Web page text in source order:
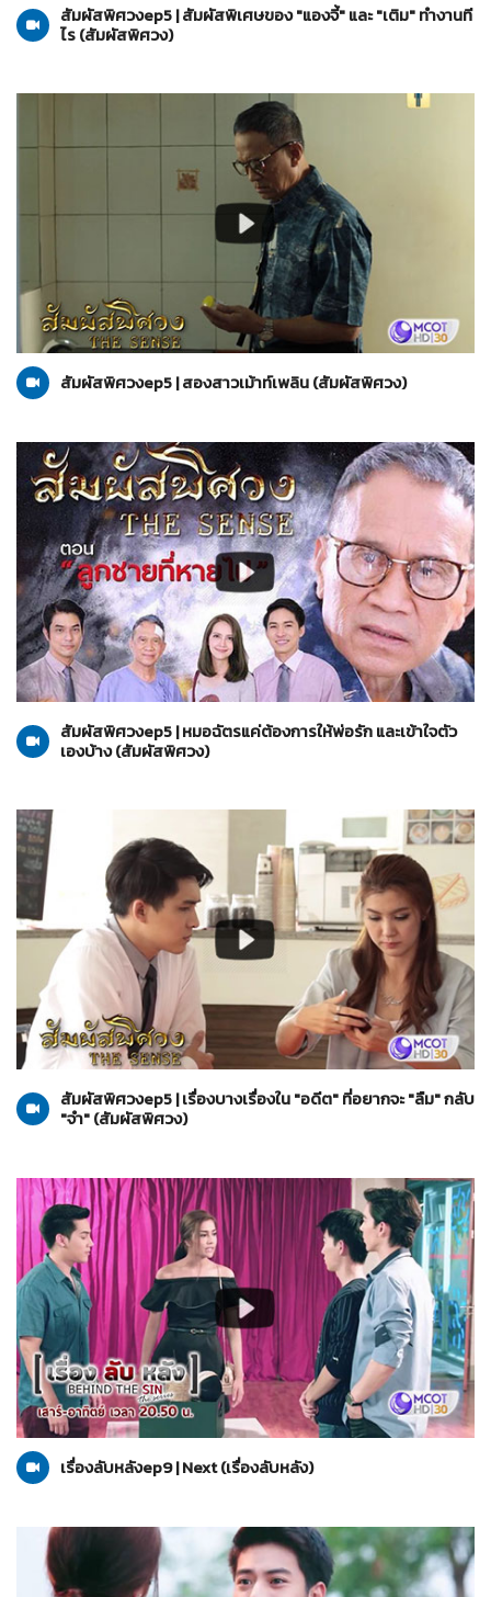
สัมผัสพิศวงep5 | สัมผัสพิเศษของ "แองจี้" และ "เติม" ทำงานที
ไร (สัมผัสพิศวง)
05-09-2564
สัมผัสพิศวง
สัมผัสพิศวงep5 | สองสาวเม้าท์เพลิน (สัมผัสพิศวง)
05-09-2564
สัมผัสพิศวง
สัมผัสพิศวงep5 | หมอฉัตรแค่ต้องการให้พ่อรัก และเข้าใจตัว
เองบ้าง (สัมผัสพิศวง)
05-09-2564
สัมผัสพิศวง
สัมผัสพิศวงep5 | เรื่องบางเรื่องใน "อดีต" ที่อยากจะ "ลืม" กลับ
"จำ" (สัมผัสพิศวง)
04-09-2564
เรื่องลับหลัง
เรื่องลับหลังep9 | Next (เรื่องลับหลัง)